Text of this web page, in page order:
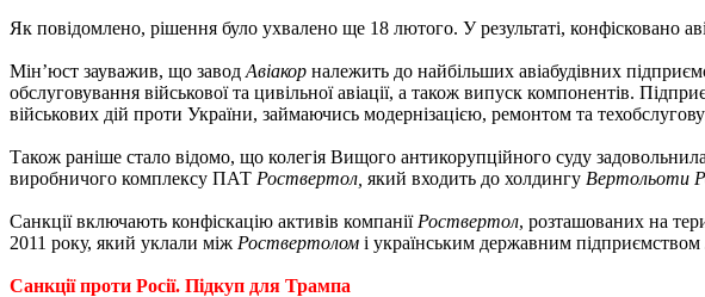
Як повідомлено, рішення було ухвалено ще 18 лютого. У результаті, конфісковано
Мін’юст зауважив, що завод Авіакор належить до найбільших авіабудівних
обслуговування військової та цивільної авіації, а також випуск компонентів.
військових дій проти України, займаючись модернізацією, ремонтом та
Також раніше стало відомо, що колегія Вищого антикорупційного суду
виробничого комплексу ПАТ Роствертол, який входить до холдингу Вертольоти
Санкції включають конфіскацію активів компанії Роствертол, розташованих на
2011 року, який уклали між Роствертолом і українським державним
Санкції проти Росії. Підкуп для Трампа